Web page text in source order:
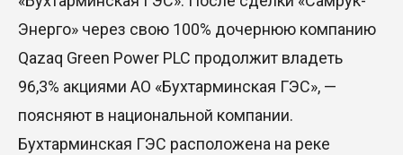
Энерго» через свою 100% дочернюю компанию
Qazaq Green Power PLC продолжит владеть
96,3% акциями АО «Бухтарминская ГЭС», —
поясняют в национальной компании.
Бухтарминская ГЭС расположена на реке